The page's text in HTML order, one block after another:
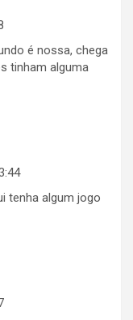
é nossa, chega
tinham alguma
tenha algum jogo